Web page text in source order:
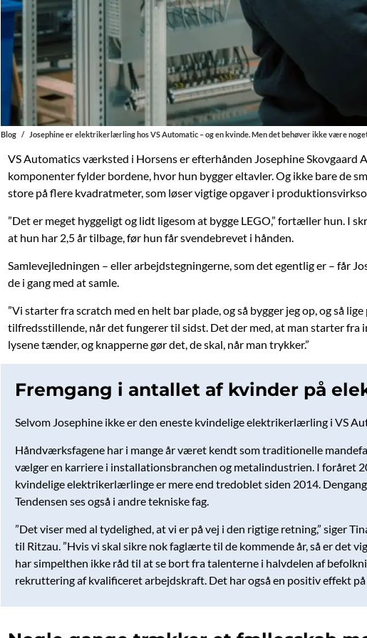
Blog / Josephine er elektrikerlærling hos VS Automatic – og en kvinde. Men det behøver ikke være
VS Automatics værksted i Horsens er efterhånden Josephine
komponenter fylder bordene, hvor hun bygger eltavler. Og ikke bare de
store på flere kvadratmeter, som løser vigtige opgaver i
”Det er meget hyggeligt og lidt ligesom at bygge LEGO,” fortæller hun. I
at hun har 2,5 år tilbage, før hun får svendebrevet i hånden.
Samlevejledningen – eller arbejdstegningerne, som det egentlig er – får
de i gang med at samle.
”Vi starter fra scratch med en helt bar plade, og så bygger jeg op, og så
tilfredsstillende, når det fungerer til sidst. Det der med, at man starter
lysene tænder, og knapperne gør det, de skal, når man trykker.”
Fremgang i antallet af kvinder på
Selvom Josephine ikke er den eneste kvindelige elektrikerlærling i VS
Håndværksfagene har i mange år været kendt som traditionelle
vælger en karriere i installationsbranchen og metalindustrien. I foråret
kvindelige elektrikerlærlinge er mere end tredoblet siden 2014.
Tendensen ses også i andre tekniske fag.
”Det viser med al tydelighed, at vi er på vej i den rigtige retning,” siger
til Ritzau. ”Hvis vi skal sikre nok faglærte til de kommende år, så er det
har simpelthen ikke råd til at se bort fra talenterne i halvdelen af
rekruttering af kvalificeret arbejdskraft. Det har også en positiv effekt